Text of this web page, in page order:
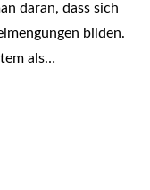
daran, dass sich
bilden.
als…